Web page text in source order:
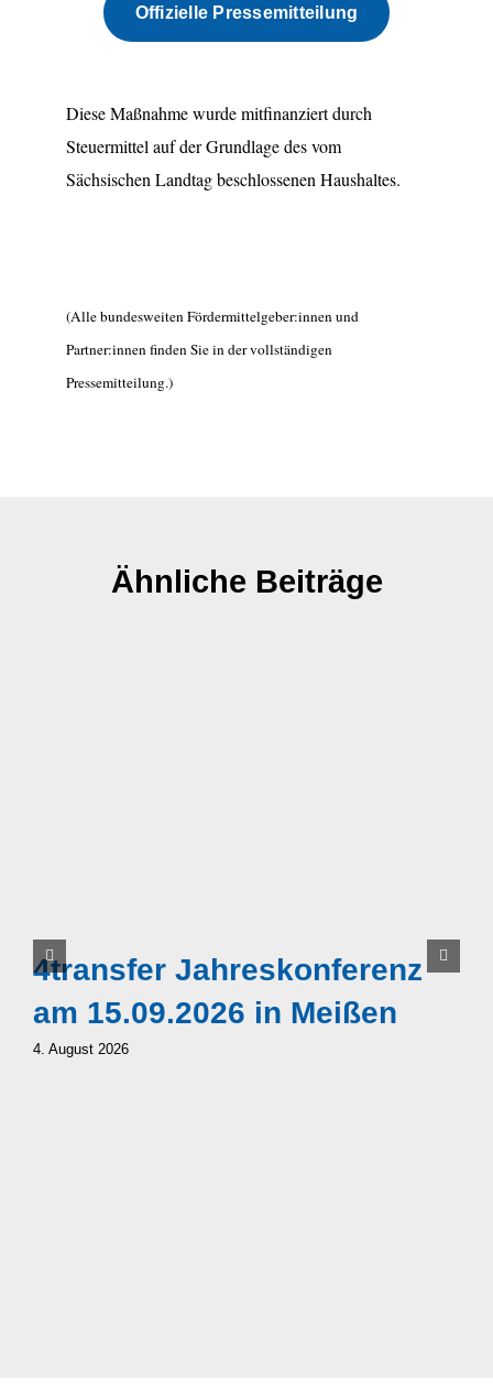
Offizielle Pressemitteilung
Diese Maßnahme wurde mitfinanziert durch
Steuermittel auf der Grundlage des vom
Sächsischen Landtag beschlossenen Haushaltes.
(Alle bundesweiten Fördermittelgeber:innen und
Partner:innen finden Sie in der vollständigen
Pressemitteilung.)
Ähnliche Beiträge
4transfer Jahreskonferenz
am 15.09.2026 in Meißen
4. August 2026